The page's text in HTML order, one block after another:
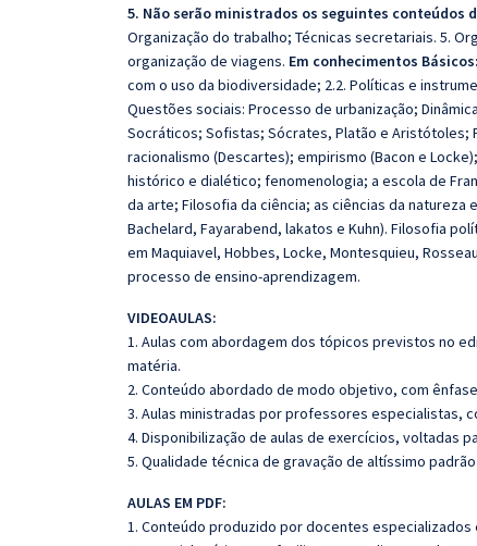
5. Não serão ministrados os seguintes conteúdos
Organização do trabalho; Técnicas secretariais. 5.
organização de viagens. Em conhecimentos Básicos:
com o uso da biodiversidade; 2.2. Políticas e
Questões sociais: Processo de urbanização;
Socráticos; Sofistas; Sócrates, Platão e Aristótoles;
racionalismo (Descartes); empirismo (Bacon e
histórico e dialético; fenomenologia; a escola de
da arte; Filosofia da ciência; as ciências da
Bachelard, Fayarabend, lakatos e Kuhn). Filosofia
em Maquiavel, Hobbes, Locke, Montesquieu,
processo de ensino-aprendizagem.
VIDEOAULAS:
1. Aulas com abordagem dos tópicos previstos no
matéria.
2. Conteúdo abordado de modo objetivo, com
3. Aulas ministradas por professores especialistas,
4. Disponibilização de aulas de exercícios, voltadas
5. Qualidade técnica de gravação de altíssimo
AULAS EM PDF:
1. Conteúdo produzido por docentes